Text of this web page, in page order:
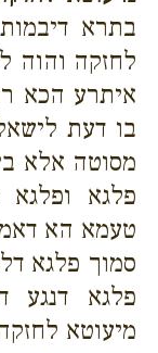
בתרא
לחזקה והוה
איתרע הכא
בו דעת
מסוטה אלא
פלגא
טעמא הא
סמוך פלגא
פלגא דנגע
מיעוטא